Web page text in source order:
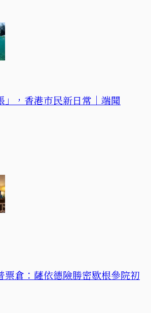
」，香港市民新日常｜端聞
票倉：薩依德險勝密歇根參院初